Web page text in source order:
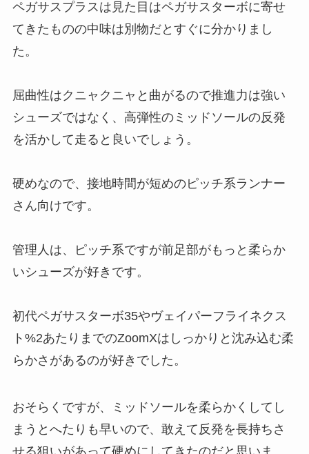
ペガサスプラスは見た目はペガサスターボに寄せ
てきたものの中味は別物だとすぐに分かりまし
た。
屈曲性はクニャクニャと曲がるので推進力は強い
シューズではなく、高弾性のミッドソールの反発
を活かして走ると良いでしょう。
硬めなので、接地時間が短めのピッチ系ランナー
さん向けです。
管理人は、ピッチ系ですが前足部がもっと柔らか
いシューズが好きです。
初代ペガサスターボ35やヴェイパーフライネクス
ト%2あたりまでのZoomXはしっかりと沈み込む柔
らかさがあるのが好きでした。
おそらくですが、ミッドソールを柔らかくしてし
まうとへたりも早いので、敢えて反発を長持ちさ
せる狙いがあって硬めにしてきたのだと思いま